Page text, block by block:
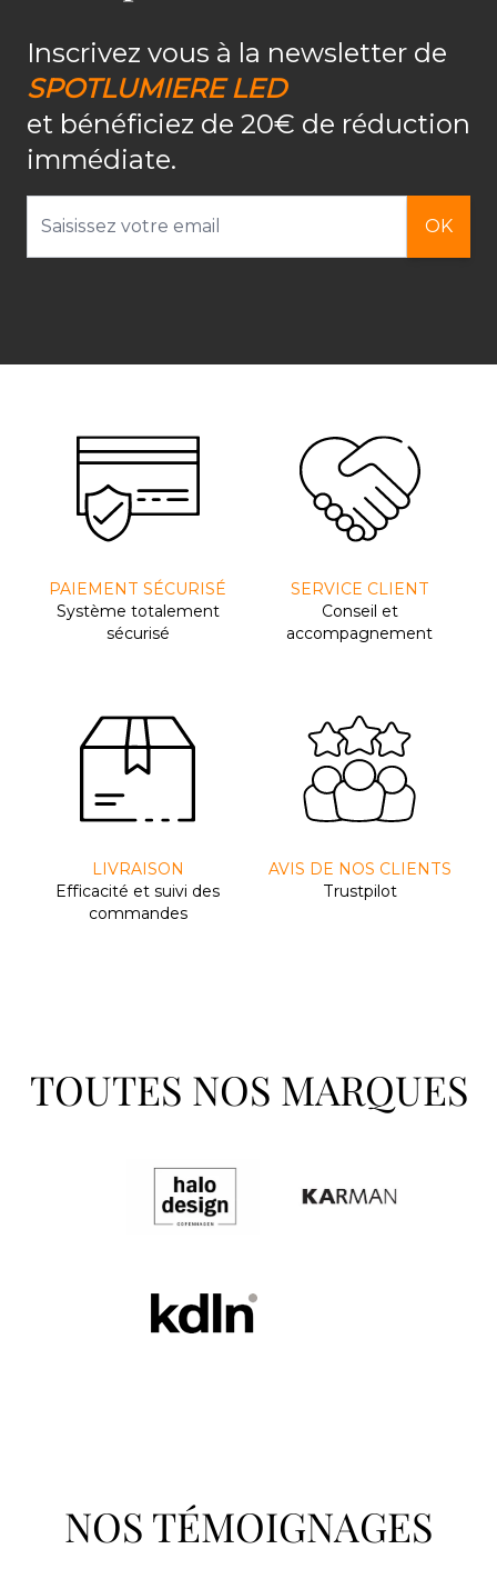
Inscrivez vous à la newsletter de
SPOTLUMIERE LED
et bénéficiez de 20€ de réduction
immédiate.
OK
PAIEMENT SÉCURISÉ
Système totalement
sécurisé
SERVICE CLIENT
Conseil et
accompagnement
LIVRAISON
Efﬁcacité et suivi des
commandes
AVIS DE NOS CLIENTS
Trustpilot
TOUTES NOS MARQUES
NOS TÉMOIGNAGES